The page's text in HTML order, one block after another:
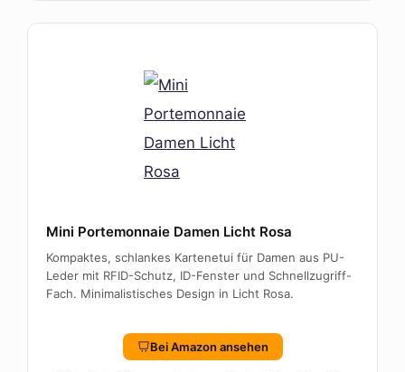
Mini Portemonnaie Damen Licht Rosa
Kompaktes, schlankes Kartenetui für Damen aus PU-
Leder mit RFID-Schutz, ID-Fenster und Schnellzugriff-
Fach. Minimalistisches Design in Licht Rosa.
Bei Amazon ansehen